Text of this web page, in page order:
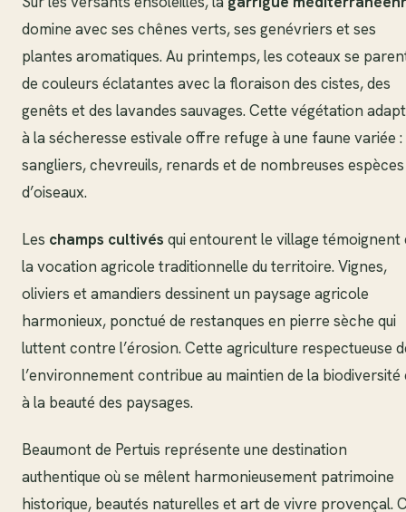
domine avec ses chênes verts, ses genévriers et ses
plantes aromatiques. Au printemps, les coteaux se
de couleurs éclatantes avec la floraison des cistes, des
genêts et des lavandes sauvages. Cette végétation
à la sécheresse estivale offre refuge à une faune variée :
sangliers, chevreuils, renards et de nombreuses espèces
d’oiseaux.
Les champs cultivés qui entourent le village témoignent
la vocation agricole traditionnelle du territoire. Vignes,
oliviers et amandiers dessinent un paysage agricole
harmonieux, ponctué de restanques en pierre sèche qui
luttent contre l’érosion. Cette agriculture respectueuse
l’environnement contribue au maintien de la biodiversité
à la beauté des paysages.
Beaumont de Pertuis représente une destination
authentique où se mêlent harmonieusement patrimoine
historique, beautés naturelles et art de vivre provençal.